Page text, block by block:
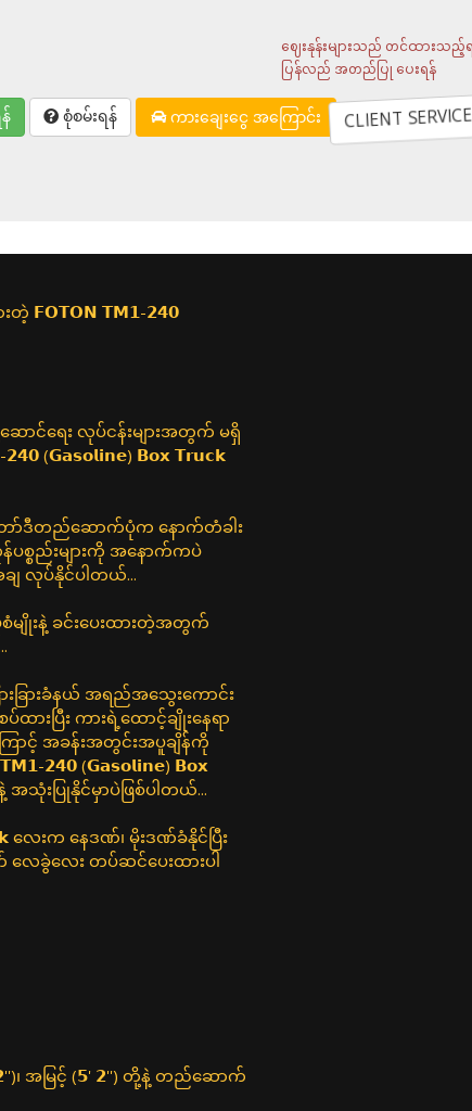
ဈေးနုန်းများသည် တင်ထားသည့်
ပြန်လည် အတည်ပြု ပေးရန်
စုံစမ်းရန် ကားချေးငွေ အကြောင်း CLIENT
းတဲ့ 𝗙𝗢𝗧𝗢𝗡 𝗧𝗠𝟭-𝟮𝟰𝟬
င်ရေး လုပ်ငန်းများအတွက် မရှိ
(𝗚𝗮𝘀𝗼𝗹𝗶𝗻𝗲) 𝗕𝗼𝘅 𝗧𝗿𝘂𝗰𝗸
ဘော်ဒီတည်ဆောက်ပုံက နောက်တံခါး
ပစ္စည်းများကို အနောက်ကပဲ
လုပ်နိုင်ပါတယ်...
စံမျိုးနဲ့ ခင်းပေးထားတဲ့အတွက်
ခြားခံနယ် အရည်အသွေးကောင်း
ပ်ထားပြီး ကားရဲ့ထောင့်ချိုးနေရာ
ောင့် အခန်းအတွင်းအပူချိန်ကို
𝟮𝟰𝟬 (𝗚𝗮𝘀𝗼𝗹𝗶𝗻𝗲) 𝗕𝗼𝘅
သုံးပြုနိုင်မှာပဲဖြစ်ပါတယ်...
လေးက နေဒဏ်၊ မိုးဒဏ်ခံနိုင်ပြီး
ေခွဲလေး တပ်ဆင်ပေးထားပါ
၊ အမြင့် (𝟱' 𝟮'') တို့နဲ့ တည်ဆောက်